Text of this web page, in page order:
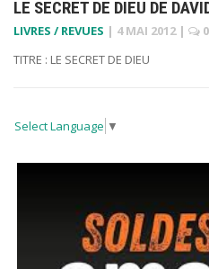
LE SECRET DE DIEU DE
LIVRES / REVUES | 4 MAI 2012 |
0
TITRE : LE SECRET DE DIEU
Select Language ▼